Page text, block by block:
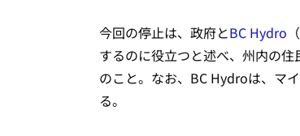
今回の停止は、政府とBC Hydro
するのに役立つと述べ、州内の
のこと。なお、BC Hydroは、マ
る。